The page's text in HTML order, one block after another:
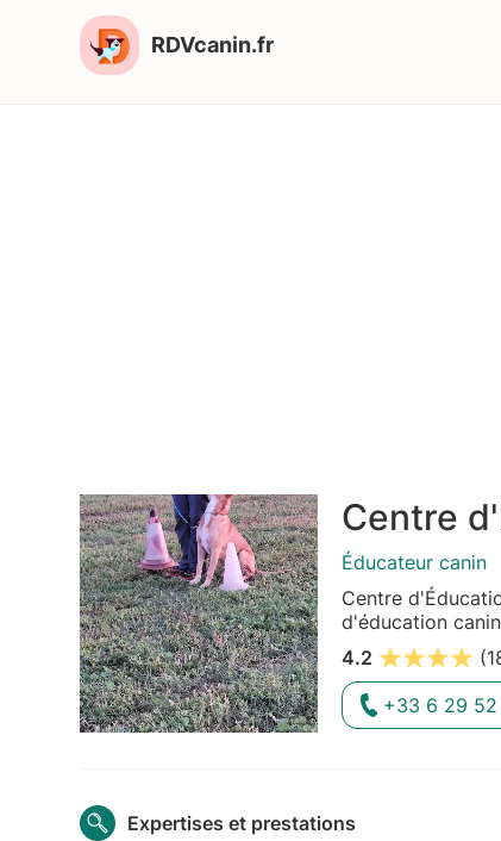
RDVcanin.fr
Centre
Éducateur canin
Centre
d'éducation
4.2
+33 6 29
Expertises et prestations